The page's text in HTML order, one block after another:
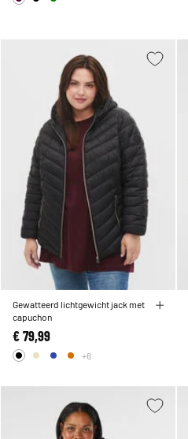
Gewatteerd lichtgewicht jack met
capuchon
€ 79,99
+6